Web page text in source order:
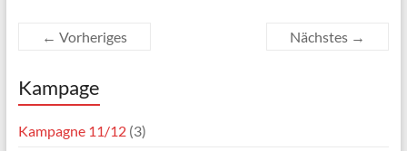
← Vorheriges Nächstes →
Kampage
Kampagne 11/12(3)